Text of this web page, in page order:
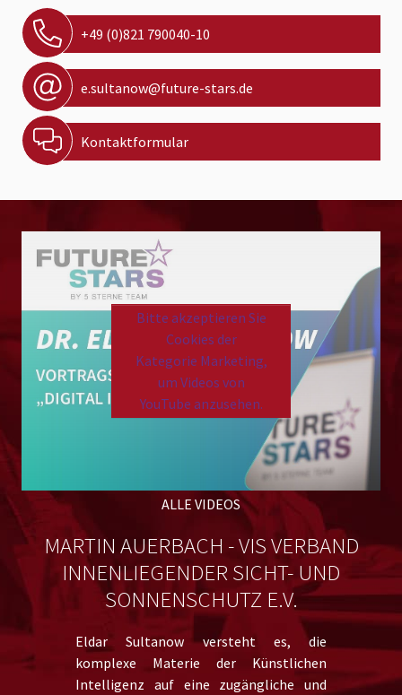
+49 (0)821 790040-10
e.sultanow@future-stars.de
Kontaktformular
Bitte akzeptieren Sie
Cookies der
Kategorie Marketing,
um Videos von
YouTube anzusehen.
to view this YouTube
ALLE VIDEOS
MARTIN AUERBACH - VIS VERBAND
INNENLIEGENDER SICHT- UND
SONNENSCHUTZ E.V.
Eldar Sultanow versteht es, die
komplexe Materie der Künstlichen
Intelligenz auf eine zugängliche und